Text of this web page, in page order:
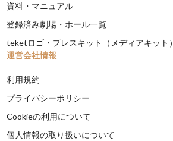
資料・マニュアル
登録済み劇場・ホール一覧
teketロゴ・プレスキット（メディアキット）
運営会社情報
利用規約
プライバシーポリシー
Cookieの利用について
個人情報の取り扱いについて